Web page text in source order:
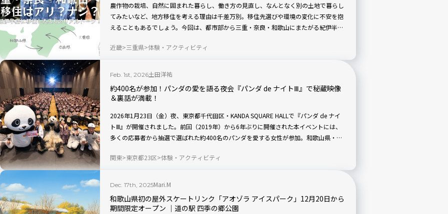
農作物の栽培、自然に囲まれた暮らし、働き方の見直し、なんとなく別の土地で暮らし
てみたいなど、地方移住を考える理由は千差万別。移住先選びや環境の変化に不安を抱
えることもあるでしょう。今回は、都市部から三重・奈良・和歌山にまたがる紀伊半島
と思います。
近畿 三重県 体験・アクティビティ
Feb. 1st, 2026土田洋祐
約400名が参加！パンダの愛を語る夜会『パンダ de ナイトⅢ』で秘蔵映像
＆裏話が満載！
2026年1月23日（金）夜、東京都千代田区・KANDA SQUARE HALLで『パンダ de ナイ
トⅢ』が開催されました。前回（2019年）から6年ぶりに開催された本イベントには、
多くの応募者から抽選で選ばれた約400名のパンダを愛する女性が参加。和歌山県・白
られるモデル・はなさんとともに、パンダの魅力や思い出を共有しました。
関東 東京都23区 体験・アクティビティ
Dec. 17th, 2025Mari.M
和歌山県初の屋外スケートリンク「アオゾラ アイスパーク」12月20日から
期間限定オープン ｜道の駅 四季の郷公園